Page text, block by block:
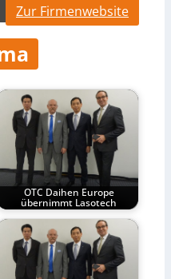
Zur Firmenwebsite
OTC Daihen Europe
übernimmt Lasotech